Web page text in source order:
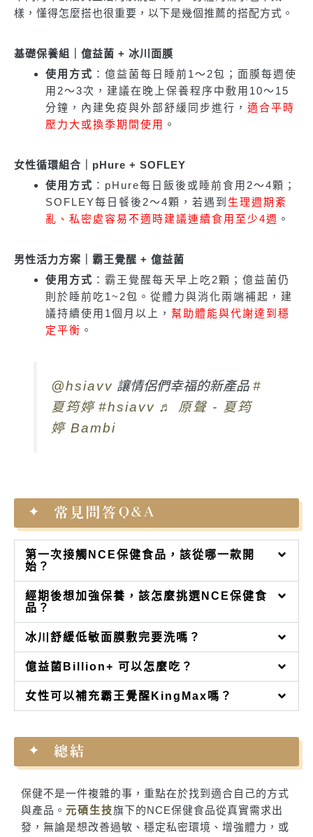
樣，懂得怎麼搭也很重要，以下是幾個推薦的搭配方式。
基礎保養組｜億益菌 + 冰川面膜
使用方式 ：億益菌每日睡前1～2包；面膜每週使
用2～3次，建議在晚上保養程序中敷用10～15
分鐘，內建免疫與外部舒緩同步進行， 適合平時
壓力大或換季期間使用 。
女性循環組合｜pHure + SOFLEY
使用方式 ：pHure每日飯後或睡前食用2～4顆；
SOFLEY每日餐後2～4顆，若遇到 生理週期紊
亂、私密處容易不適時建議連續食用至少4週 。
男性活力方案｜霸王覺醒 + 億益菌
使用方式 ：霸王覺醒每天早上吃2顆；億益菌仍
則於睡前吃1~2包。從體力與消化兩端補起，建
議持續使用1個月以上， 幫助體能與代謝達到穩
定平衡 。
@hsiavv 讓情侶們幸福的新產品#
夏筠婷 #hsiavv ♬ 原聲 - 夏筠
婷 Bambi
常見問答Q&A
第一次接觸NCE保健食品，該從哪一款開
始？
經期後想加強保養，該怎麼挑選NCE保健食
品？
冰川舒緩低敏面膜敷完要洗嗎？
億益菌Billion+ 可以怎麼吃？
女性可以補充霸王覺醒KingMax嗎？
總結
保健不是一件複雜的事，重點在於找到適合自己的方式
與產品。 元碩生技旗下的NCE保健食品從真實需求出
發，無論是想改善過敏、穩定私密環境、增強體力，或